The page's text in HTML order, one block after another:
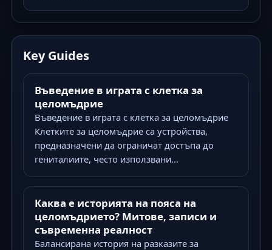
Key Guides
Въведение в играта с клетка за
целомъдрие
Въведение в играта с клетка за целомъдрие
Клетките за целомъдрие са устройства,
предназначени да ограничат достъпа до
гениталиите, често използвани...
Каква е историята на пояса на
целомъдрието? Митове, записи и
съвременна реалност
Балансирана история на разказите за